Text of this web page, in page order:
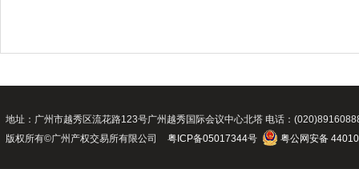
地址：广州市越秀区流花路123号广州越秀国际会议中心北塔 电话：
版权所有©广州产权交易所有限公司
粤ICP备05017344号 粤公网安备